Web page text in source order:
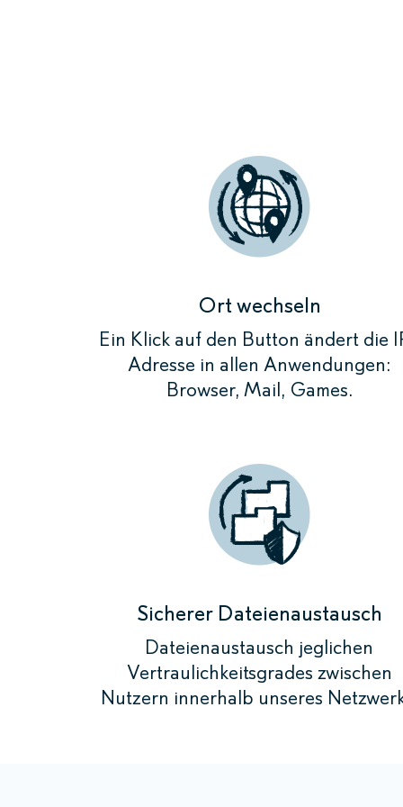
Durch
und die
Ort wechseln
Ein Klick auf den Button ändert die
Adresse in allen Anwendungen:
Browser, Mail, Games.
Sicherer Dateienaustausch
Dateienaustausch jeglichen
Vertraulichkeitsgrades zwischen
Nutzern innerhalb unseres